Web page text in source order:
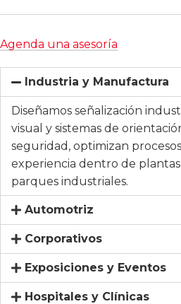
Agenda una asesoría
Industria y Manufactura
Diseñamos señalización
visual y sistemas de
seguridad, optimizan
experiencia dentro de
parques industriales.
Automotriz
Corporativos
Exposiciones y Eventos
Hospitales y Clínicas